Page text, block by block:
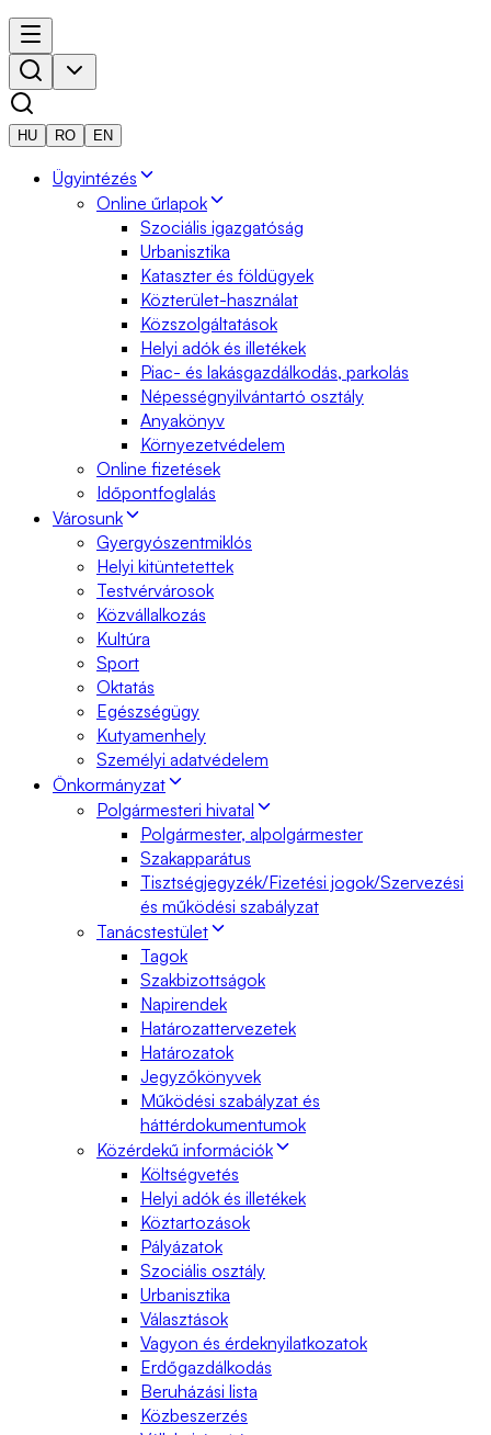
HU RO EN
Ügyintézés
Online űrlapok
Szociális igazgatóság
Urbanisztika
Kataszter és földügyek
Közterület-használat
Közszolgáltatások
Helyi adók és illetékek
Piac- és lakásgazdálkodás, parkolás
Népességnyilvántartó osztály
Anyakönyv
Környezetvédelem
Online fizetések
Időpontfoglalás
Városunk
Gyergyószentmiklós
Helyi kitüntetettek
Testvérvárosok
Közvállalkozás
Kultúra
Sport
Oktatás
Egészségügy
Kutyamenhely
Személyi adatvédelem
Önkormányzat
Polgármesteri hivatal
Polgármester, alpolgármester
Szakapparátus
Tisztségjegyzék/Fizetési jogok/Szervezési
és működési szabályzat
Tanácstestület
Tagok
Szakbizottságok
Napirendek
Határozattervezetek
Határozatok
Jegyzőkönyvek
Működési szabályzat és
háttérdokumentumok
Közérdekű információk
Költségvetés
Helyi adók és illetékek
Köztartozások
Pályázatok
Szociális osztály
Urbanisztika
Választások
Vagyon és érdeknyilatkozatok
Erdőgazdálkodás
Beruházási lista
Közbeszerzés